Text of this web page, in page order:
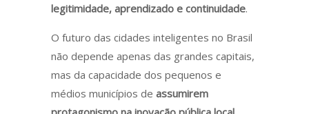
legitimidade, aprendizado e continuidade.
O futuro das cidades inteligentes no Brasil
não depende apenas das grandes capitais,
mas da capacidade dos pequenos e
médios municípios de assumirem